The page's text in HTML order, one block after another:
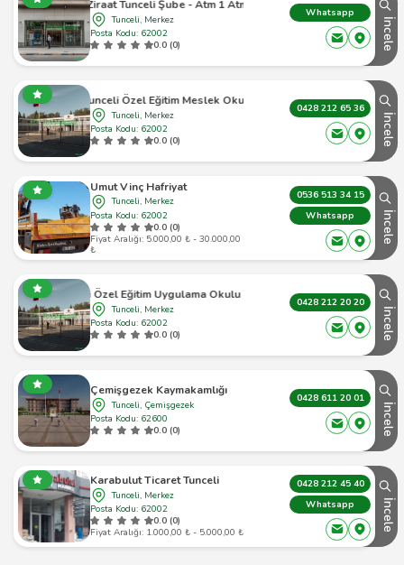
Ziraat Tunceli Şube - Atm 1 Atm
Tunceli, Merkez
Posta Kodu: 62002
0.0 (0)
Whatsapp
İncele
Tunceli Özel Eğitim Meslek Okulu
Tunceli, Merkez
Posta Kodu: 62002
0.0 (0)
0428 212 65 36
İncele
Umut Vinç Hafriyat
Tunceli, Merkez
Posta Kodu: 62002
0.0 (0)
Fiyat Aralığı: 5.000,00 ₺ - 30.000,00
₺
0536 513 34 15
Whatsapp
İncele
Tunceli Özel Eğitim Uygulama Okulu I. Kademe
Tunceli, Merkez
Posta Kodu: 62002
0.0 (0)
0428 212 20 20
İncele
Çemişgezek Kaymakamlığı
Tunceli, Çemişgezek
Posta Kodu: 62600
0.0 (0)
0428 611 20 01
İncele
Karabulut Ticaret Tunceli
Tunceli, Merkez
Posta Kodu: 62002
0.0 (0)
Fiyat Aralığı: 1.000,00 ₺ - 5.000,00 ₺
0428 212 45 40
Whatsapp
İncele